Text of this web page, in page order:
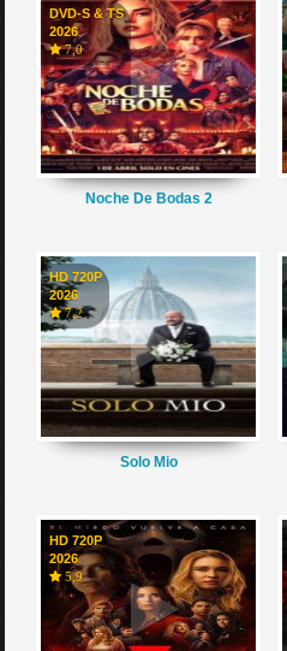
DVD-S & TS
2026
7,0
Noche De Bodas 2
HD 720P
2026
7,2
Solo Mio
HD 720P
2026
5,9